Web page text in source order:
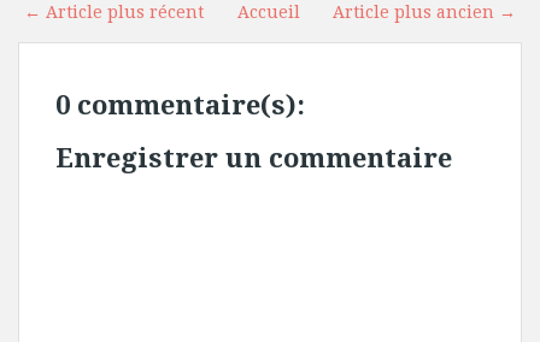
← Article plus récent Article plus ancien →
Accueil
0 commentaire(s):
Enregistrer un commentaire